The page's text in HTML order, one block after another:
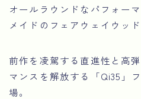
オールラウンドなパフォー
メイドのフェアウェイウッド
前作を凌駕する直進性と高
マンスを解放する「Qi35」
場。